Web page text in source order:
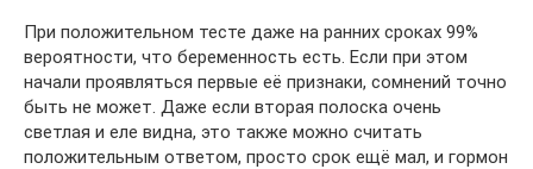
При положительном тесте даже на ранних сроках 99%
вероятности, что беременность есть. Если при этом
начали проявляться первые её признаки, сомнений точно
быть не может. Даже если вторая полоска очень
светлая и еле видна, это также можно считать
положительным ответом, просто срок ещё мал, и гормон